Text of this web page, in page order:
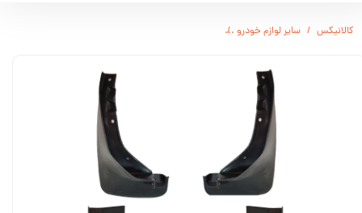
کالانیکس سایر لوازم خودرو